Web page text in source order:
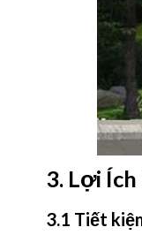
3. Lợi
3.1 Tiết